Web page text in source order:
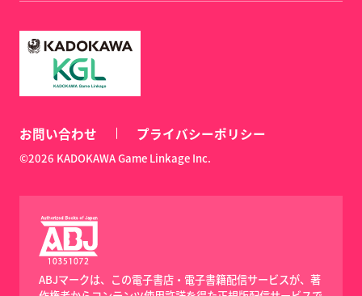
お問い合わせ プライバシーポリシー
©2026 KADOKAWA Game Linkage Inc.
ABJマークは、この電子書店・電子書籍配信サービスが、著